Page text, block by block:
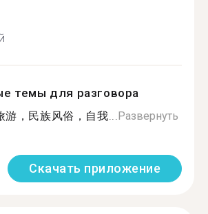
темы для разговора
游，民族风俗，自我...Развернуть
Скачать приложение